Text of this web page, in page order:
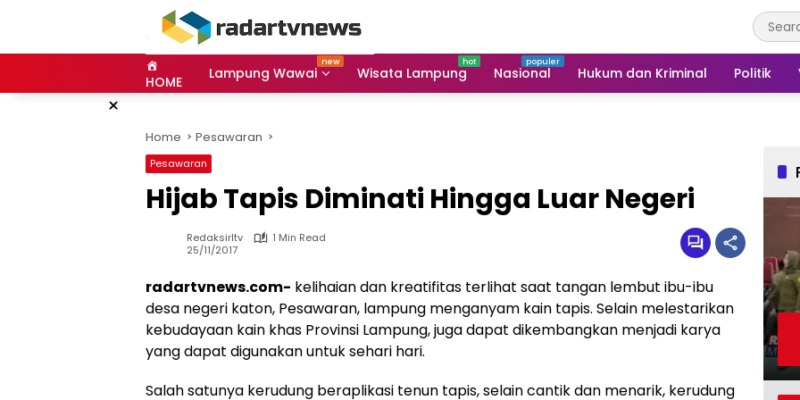
HOME Lampung Wawai Wisata Lampung Nasional Hukum dan Kriminal Politik
×
Home Pesawaran
Pesawaran
Hijab Tapis Diminati Hingga Luar Negeri
Redaksirltv
1 Min Read
25/11/2017
radartvnews.com- kelihaian dan kreatifitas terlihat saat tangan lembut ibu-ibu
desa negeri katon, Pesawaran, lampung menganyam kain tapis. Selain melestarikan
kebudayaan kain khas Provinsi Lampung, juga dapat dikembangkan menjadi karya
yang dapat digunakan untuk sehari hari.
Salah satunya kerudung beraplikasi tenun tapis, selain cantik dan menarik, kerudung